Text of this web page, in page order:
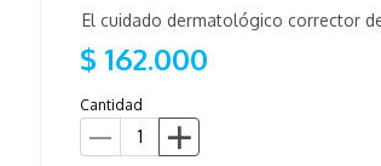
El cuidado dermatológico corrector
$ 162.000
Cantidad